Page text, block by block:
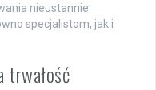
nieustannie
specjalistom, jak i
trwałość